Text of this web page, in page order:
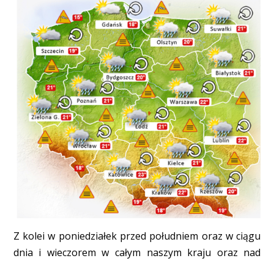
Z kolei w poniedziałek przed południem oraz w ciągu
dnia i wieczorem w całym naszym kraju oraz nad